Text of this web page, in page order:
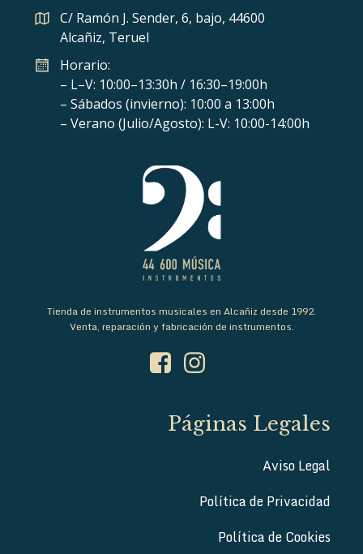
C/ Ramón J. Sender, 6, bajo, 44600
Alcañiz, Teruel
Horario:
– L–V: 10:00–13:30h / 16:30–19:00h
– Sábados (invierno): 10:00 a 13:00h
– Verano (Julio/Agosto): L-V: 10:00-14:00h
Tienda de instrumentos musicales en Alcañiz desde 1992.
Venta, reparación y fabricación de instrumentos.
Páginas Legales
Aviso Legal
Política de Privacidad
Política de Cookies